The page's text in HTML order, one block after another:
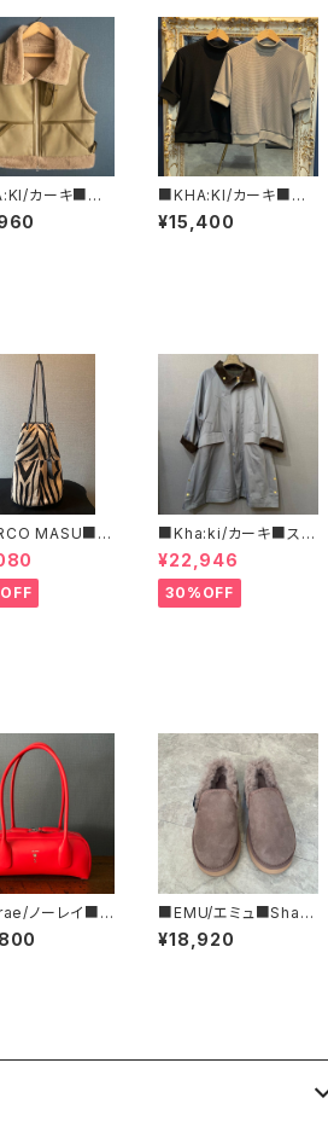
カーキ■エ
トンB3ベスト■
ベ
■KHA:KI/カーキ■ワッ
フル・ショートスリーブ・
トップス■MIL24HCS
¥15,400
MASU■マ
ジ■ハラコ・ゼ
着BAG■程よ
で可愛い
■Kha:ki/カーキ■スタ
ンドカラー・コート■
¥22,946
30%OFF
ノーレイ■テ
バゲット型レザ
バッグ■N61-
■EMU/エミュ■Shark
y Reef■JAPAN LIMI
TEDムートンシューズ
¥18,920